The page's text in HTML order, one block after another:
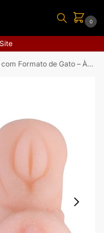
0
Formato de Gato – À Longa distância – APP